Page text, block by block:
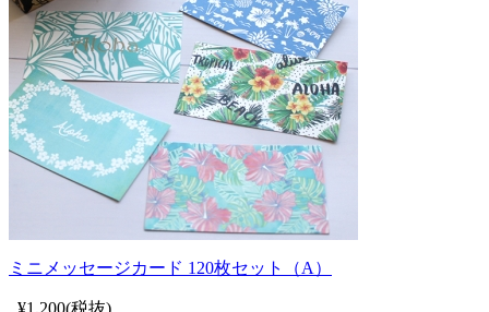
ミニメッセージカード 120枚セット（A）
¥1,200(税抜)